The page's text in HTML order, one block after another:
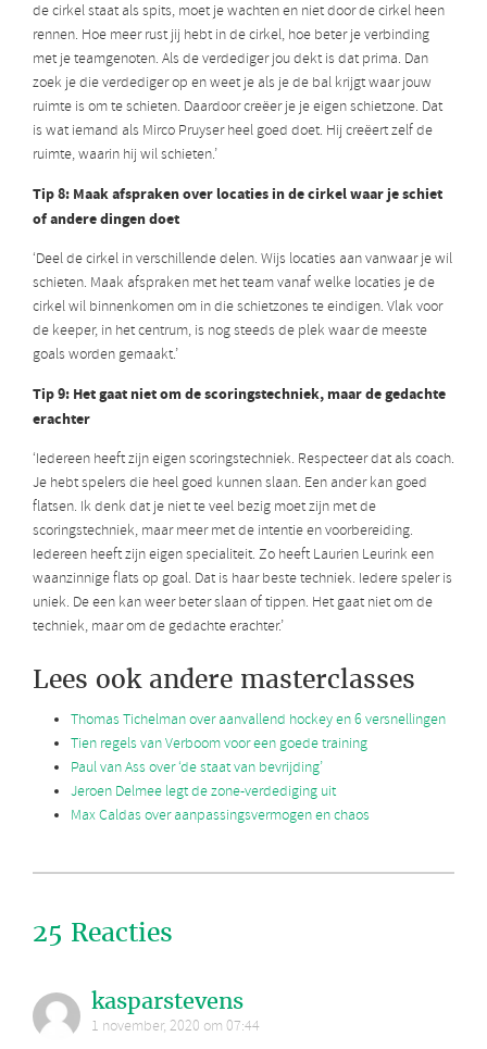
de cirkel staat als spits, moet je wachten en niet door de cirkel heen
rennen. Hoe meer rust jij hebt in de cirkel, hoe beter je verbinding
met je teamgenoten. Als de verdediger jou dekt is dat prima. Dan
zoek je die verdediger op en weet je als je de bal krijgt waar jouw
ruimte is om te schieten. Daardoor creëer je je eigen schietzone. Dat
is wat iemand als Mirco Pruyser heel goed doet. Hij creëert zelf de
ruimte, waarin hij wil schieten.’
Tip 8: Maak afspraken over locaties in de cirkel waar je schiet
of andere dingen doet
‘Deel de cirkel in verschillende delen. Wijs locaties aan vanwaar je wil
schieten. Maak afspraken met het team vanaf welke locaties je de
cirkel wil binnenkomen om in die schietzones te eindigen. Vlak voor
de keeper, in het centrum, is nog steeds de plek waar de meeste
goals worden gemaakt.’
Tip 9: Het gaat niet om de scoringstechniek, maar de gedachte
erachter
‘Iedereen heeft zijn eigen scoringstechniek. Respecteer dat als coach.
Je hebt spelers die heel goed kunnen slaan. Een ander kan goed
flatsen. Ik denk dat je niet te veel bezig moet zijn met de
scoringstechniek, maar meer met de intentie en voorbereiding.
Iedereen heeft zijn eigen specialiteit. Zo heeft Laurien Leurink een
waanzinnige flats op goal. Dat is haar beste techniek. Iedere speler is
uniek. De een kan weer beter slaan of tippen. Het gaat niet om de
techniek, maar om de gedachte erachter.’
Lees ook andere masterclasses
Thomas Tichelman over aanvallend hockey en 6 versnellingen
Tien regels van Verboom voor een goede training
Paul van Ass over ‘de staat van bevrijding’
Jeroen Delmee legt de zone-verdediging uit
Max Caldas over aanpassingsvermogen en chaos
25 Reacties
kasparstevens
1 november, 2020 om 07:44